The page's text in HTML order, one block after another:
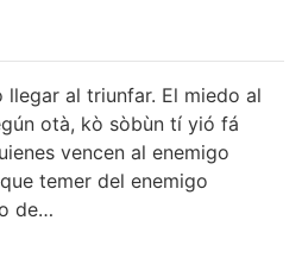
llegar al triunfar. El miedo al
otà, kò sòbùn tí yió fá
vencen al enemigo
temer del enemigo
de…